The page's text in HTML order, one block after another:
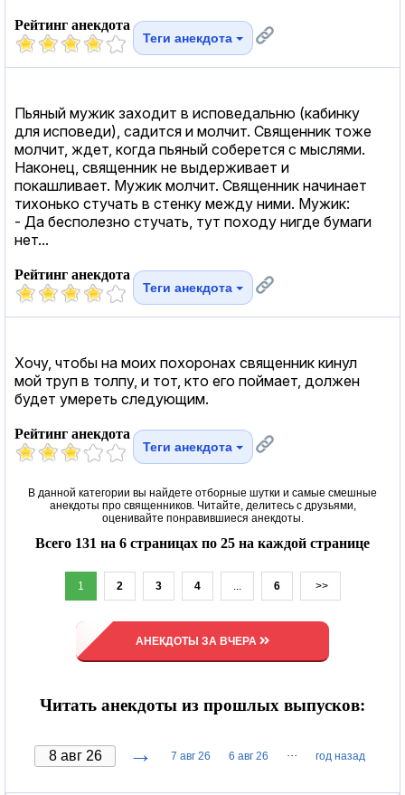
Рейтинг анекдота
Теги анекдота
Пьяный мужик заходит в исповедальню (кабинку
для исповеди), садится и молчит. Священник тоже
молчит, ждет, когда пьяный соберется с мыслями.
Наконец, священник не выдерживает и
покашливает. Мужик молчит. Священник начинает
тихонько стучать в стенку между ними. Мужик:
- Да бесполезно стучать, тут походу нигде бумаги
нет...
Рейтинг анекдота
Теги анекдота
Хочу, чтобы на моих похоронах священник кинул
мой труп в толпу, и тот, кто его поймает, должен
будет умереть следующим.
Рейтинг анекдота
Теги анекдота
В данной категории вы найдете отборные шутки и самые смешные
анекдоты про священников. Читайте, делитесь с друзьями,
оценивайте понравившиеся анекдоты.
Всего 131 на 6 страницах по 25 на каждой странице
1 2 3 4 ... 6 >>
АНЕКДОТЫ ЗА ВЧЕРА
Читать анекдоты из прошлых выпусков:
→ 7 авг 26 6 авг 26 ··· год назад